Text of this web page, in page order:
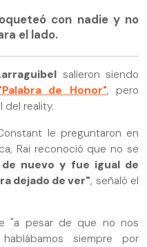
con nadie y no
el lado.
salieron siendo
de Honor", pero
del reality.
le preguntaron en
Rai reconoció que no se
de nuevo y fue igual de
dejado de ver", señaló el
"a pesar de que no nos
siempre por